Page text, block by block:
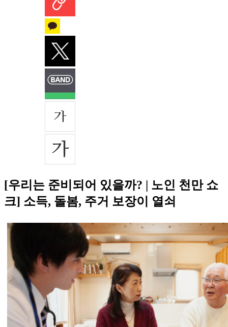
[우리는 준비되어 있을까? | 노인 천만 쇼
크] 소득, 돌봄, 주거 보장이 열쇠